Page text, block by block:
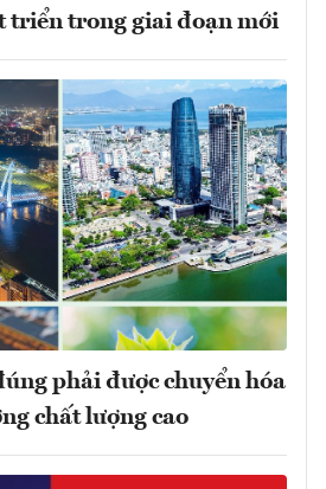
triển trong giai đoạn mới
phải được chuyển hóa
chất lượng cao